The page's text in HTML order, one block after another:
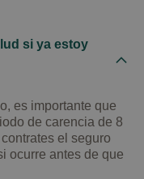
si ya estoy
es importante que
de carencia de 8
el seguro
ocurre antes de que